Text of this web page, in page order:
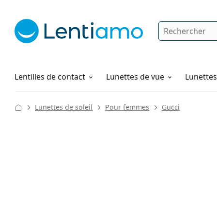
Rechercher
Lentilles de contact
Produits d'entretien Lunettes de vue
Comment commander
Lunettes de soleil Pour femmes Gucci